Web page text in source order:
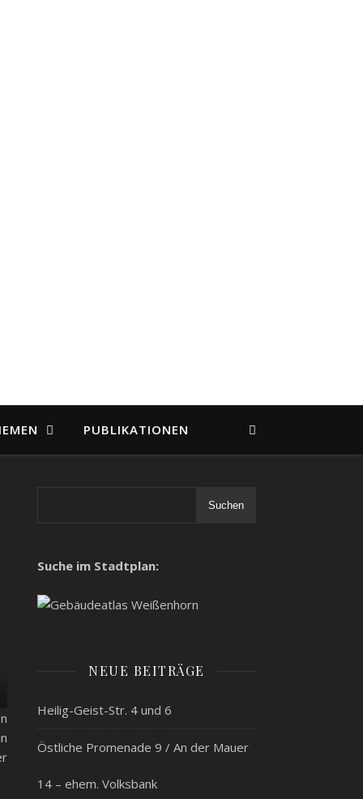
PUBLIKATIONEN
Suchen
Suche im Stadtplan:
NEUE BEITRÄGE
Heilig-Geist-Str. 4 und 6
Östliche Promenade 9 / An der Mauer
14 – ehem. Volksbank